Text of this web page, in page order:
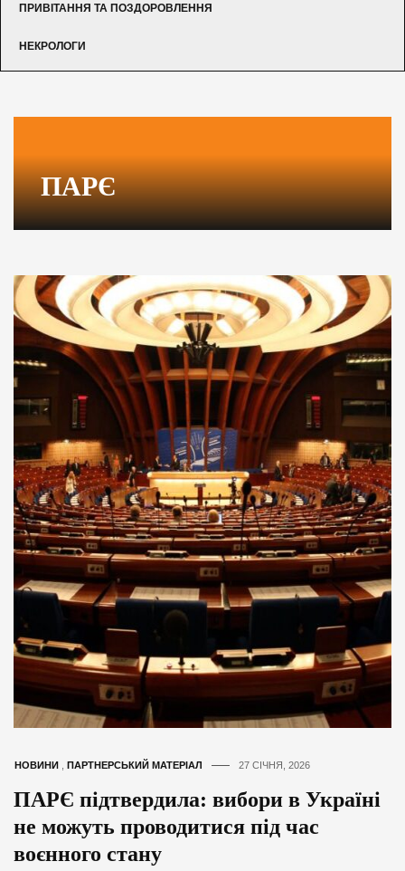
ПРИВІТАННЯ ТА ПОЗДОРОВЛЕННЯ
НЕКРОЛОГИ
ПАРЄ
НОВИНИ ПАРТНЕРСЬКИЙ МАТЕРІАЛ 27 СІЧНЯ, 2026
ПАРЄ підтвердила: вибори в Україні
не можуть проводитися під час
воєнного стану